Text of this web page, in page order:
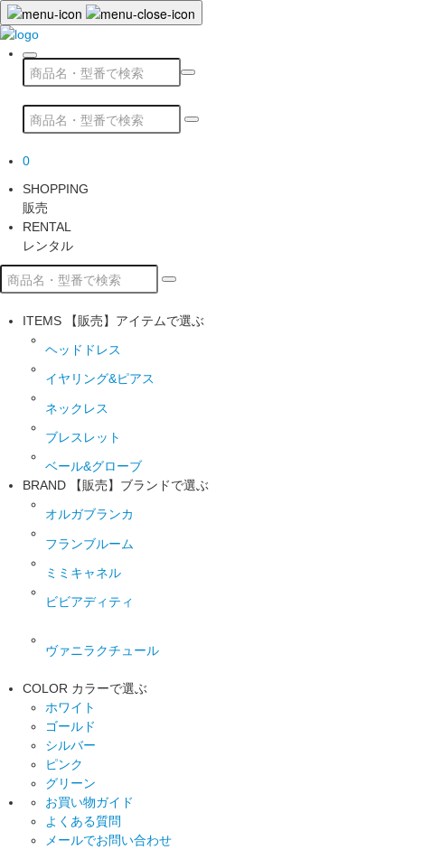
0
SHOPPING
販売
RENTAL
レンタル
ITEMS 【販売】アイテムで選ぶ
ヘッドドレス
イヤリング&ピアス
ネックレス
ブレスレット
ベール&グローブ
BRAND
【販売】ブランドで選ぶ
オルガブランカ
フランブルーム
ミミキャネル
ビビアディティ
ヴァニラクチュール
COLOR カラーで選ぶ
ホワイト
ゴールド
シルバー
ピンク
グリーン
お買い物ガイド
よくある質問
メールでお問い合わせ